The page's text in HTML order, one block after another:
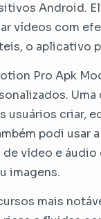
Android.
vídeos com
o aplicativo
Pro Apk
usuários criar,
podi usar
de vídeo e
imagens.
mais